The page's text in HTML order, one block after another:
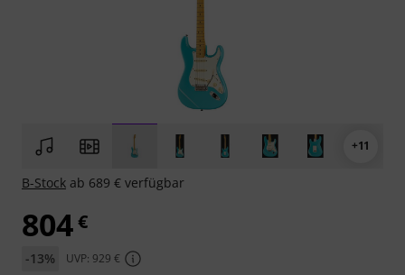
+11
B-Stock ab 689 € verfügbar
804€
-13% UVP: 929 €